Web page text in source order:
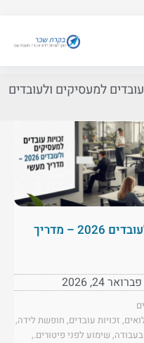
עובדים למעסיקים ולעובדים
זכויות עובדים למעסיקים ולעובדים 2026 – מדריך
פברואר 24, 2026
, זכויות עובדים, חופשת לידה,
, שימוע לפני פיטורים.,